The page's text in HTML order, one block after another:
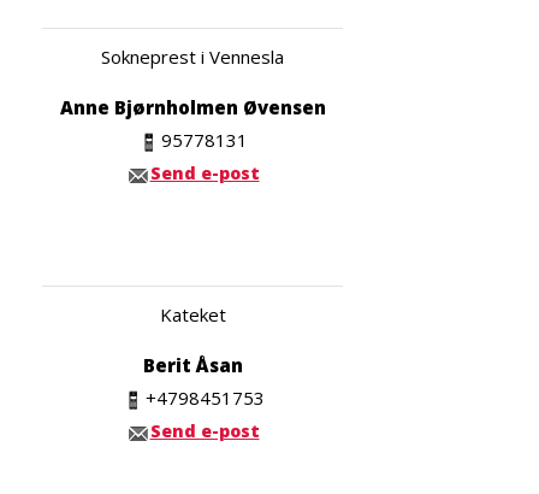
Sokneprest i Vennesla
Anne Bjørnholmen Øvensen
95778131
Send e-post
Kateket
Berit Åsan
+4798451753
Send e-post